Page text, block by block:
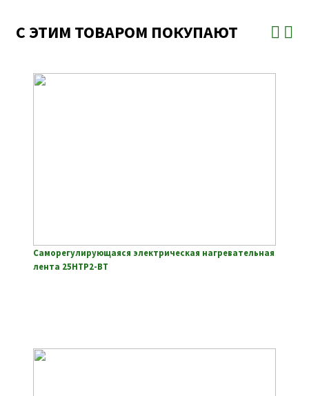
С ЭТИМ ТОВАРОМ ПОКУПАЮТ
Саморегулирующаяся электрическая нагревательная
лента 25НТР2-ВТ